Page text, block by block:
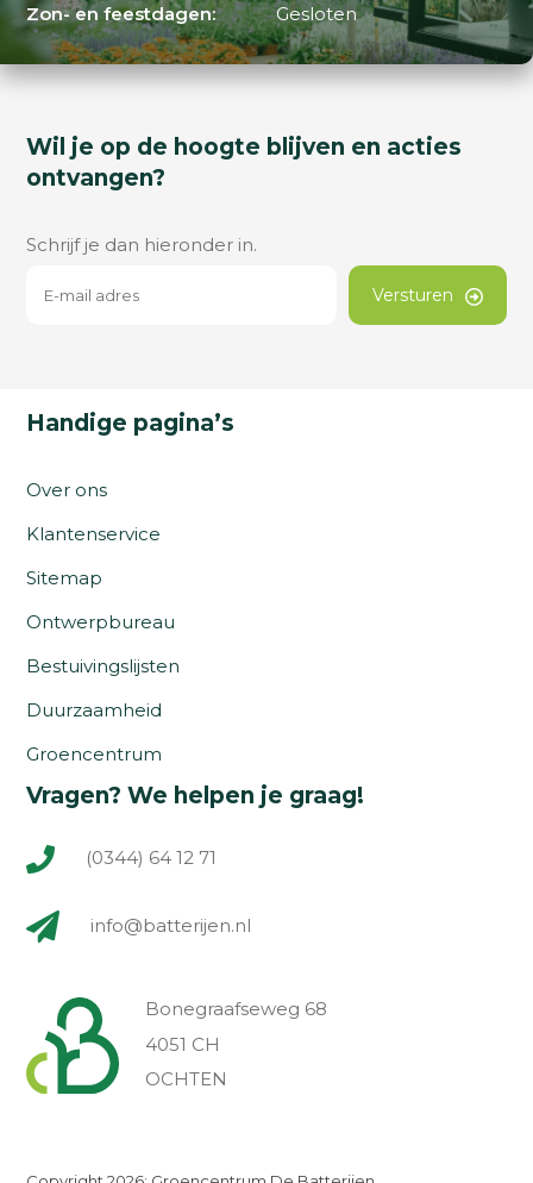
Zon- en feestdagen:
Gesloten
Wil je op de hoogte blijven en acties
ontvangen?
Schrijf je dan hieronder in.
Versturen
Handige pagina’s
Over ons
Klantenservice
Sitemap
Ontwerpbureau
Bestuivingslijsten
Duurzaamheid
Groencentrum
Vragen? We helpen je graag!
(0344) 64 12 71
info@batterijen.nl
Bonegraafseweg 68
4051 CH
OCHTEN